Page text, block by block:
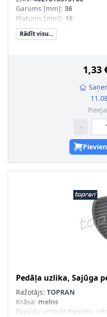
Garums [mm]: 36
Platums [mm]: 16
Masa [kg]:0,005
Materiāls:POM
Rādīt visu...
1,33
-
Pedāļa uzlika, Sajūga
Ražotājs: TOPRAN
Krāsa: melns
Papildu artikuls/Papildu